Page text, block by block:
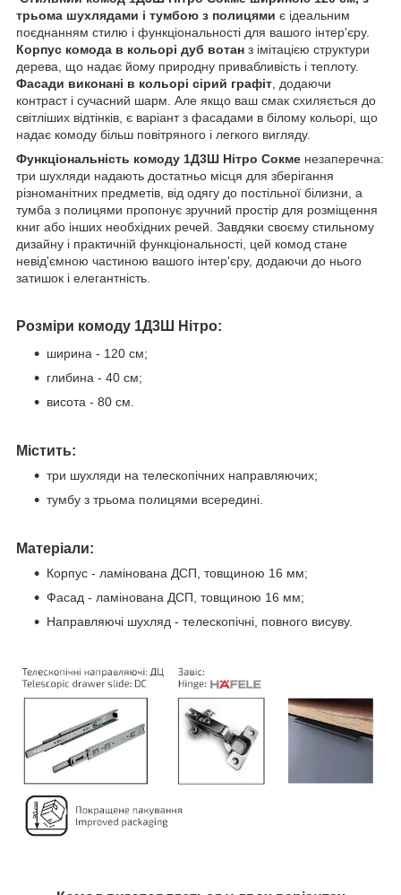
трьома шухлядами і тумбою з полицями є ідеальним
поєднанням стилю і функціональності для вашого інтер'єру.
Корпус комода в кольорі дуб вотан з імітацією структури
дерева, що надає йому природну привабливість і теплоту.
Фасади виконані в кольорі сірий графіт , додаючи
контраст і сучасний шарм. Але якщо ваш смак схиляється до
світліших відтінків, є варіант з фасадами в білому кольорі, що
надає комоду більш повітряного і легкого вигляду.
Функціональність комоду 1Д3Ш Нітро Сокме незаперечна:
три шухляди надають достатньо місця для зберігання
різноманітних предметів, від одягу до постільної білизни, а
тумба з полицями пропонує зручний простір для розміщення
книг або інших необхідних речей. Завдяки своєму стильному
дизайну і практичній функціональності, цей комод стане
невід'ємною частиною вашого інтер'єру, додаючи до нього
затишок і елегантність.
Розміри комоду 1Д3Ш Нітро:
ширина - 120 см;
глибина - 40 см;
висота - 80 см.
Містить:
три шухляди на телескопічних направляючих;
тумбу з трьома полицями всередині.
Матеріали:
Корпус - ламінована ДСП, товщиною 16 мм;
Фасад - ламінована ДСП, товщиною 16 мм;
Направляючі шухляд - телескопічні, повного висуву.